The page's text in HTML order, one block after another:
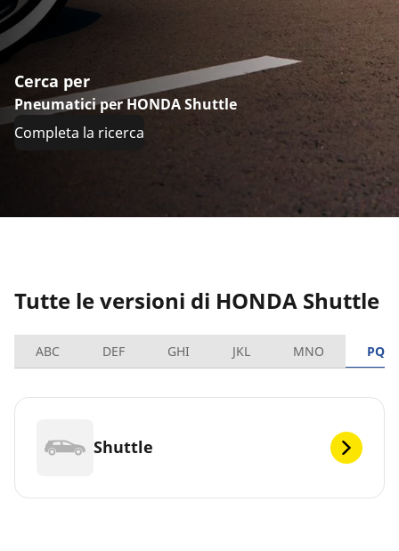
Cerca per
Pneumatici per HONDA Shuttle
Completa la ricerca
Tutte le versioni di HONDA Shuttle
ABC DEF GHI JKL MNO PQRS
Shuttle